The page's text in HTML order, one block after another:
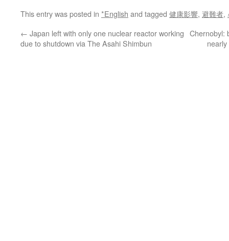
This entry was posted in *English and tagged 健康影響, 避難者,
← Japan left with only one nuclear reactor working
due to shutdown via The Asahi Shimbun
Chernobyl: